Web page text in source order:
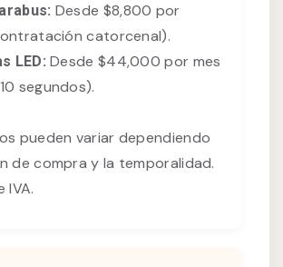
Desde $8,800 por
catorcenal).
LED: Desde $44,000 por mes
segundos).
pueden variar dependiendo
de compra y la temporalidad.
IVA.